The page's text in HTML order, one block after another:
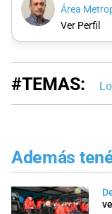
Área
Ver Perfil
#TEMAS:
Además